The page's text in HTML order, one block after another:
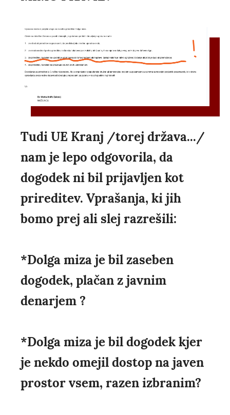
Tudi UE Kranj /torej država.../
nam je lepo odgovorila, da
dogodek ni bil prijavljen kot
prireditev. Vprašanja, ki jih
bomo prej ali slej razrešili:
*Dolga miza je bil zaseben
dogodek, plačan z javnim
denarjem ?
*Dolga miza je bil dogodek kjer
je nekdo omejil dostop na javen
prostor vsem, razen izbranim?